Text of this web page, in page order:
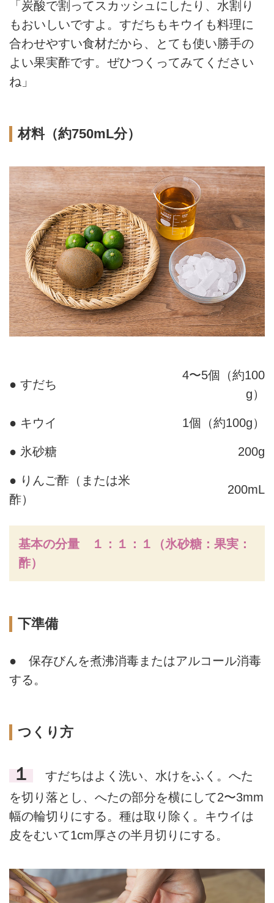
「炭酸で割ってスカッシュにしたり、水割り
もおいしいですよ。すだちもキウイも料理に
合わせやすい食材だから、とても使い勝手の
よい果実酢です。ぜひつくってみてください
ね」
材料（約750mL分）
● すだち
4〜5個（約100
g）
● キウイ 1個（約100g）
● 氷砂糖 200g
● りんご酢（または米
酢）
200mL
基本の分量 １：１：１（氷砂糖：果実：
酢）
下準備
● 保存びんを煮沸消毒またはアルコール消毒
する。
つくり方
１
すだちはよく洗い、水けをふく。へた
を切り落とし、へたの部分を横にして2〜3mm
幅の輪切りにする。種は取り除く。キウイは
皮をむいて1cm厚さの半月切りにする。